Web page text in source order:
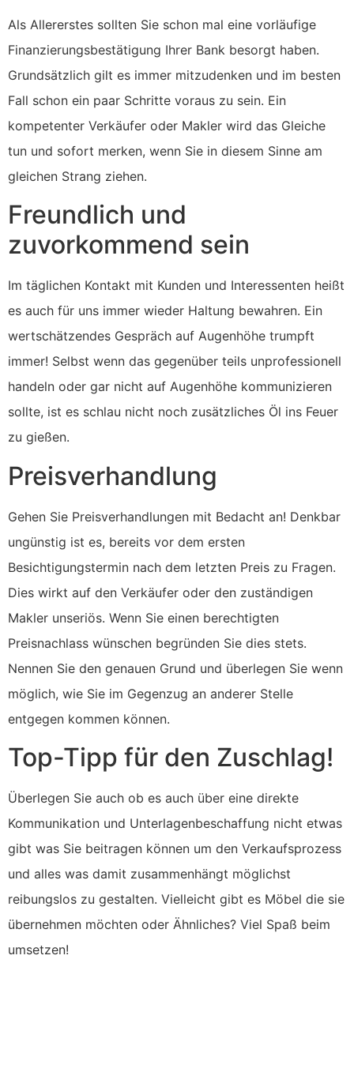
Als Allererstes sollten Sie schon mal eine vorläufige
Finanzierungsbestätigung Ihrer Bank besorgt haben.
Grundsätzlich gilt es immer mitzudenken und im besten
Fall schon ein paar Schritte voraus zu sein. Ein
kompetenter Verkäufer oder Makler wird das Gleiche
tun und sofort merken, wenn Sie in diesem Sinne am
gleichen Strang ziehen.
Freundlich und
zuvorkommend sein
Im täglichen Kontakt mit Kunden und Interessenten heißt
es auch für uns immer wieder Haltung bewahren. Ein
wertschätzendes Gespräch auf Augenhöhe trumpft
immer! Selbst wenn das gegenüber teils unprofessionell
handeln oder gar nicht auf Augenhöhe kommunizieren
sollte, ist es schlau nicht noch zusätzliches Öl ins Feuer
zu gießen.
Preisverhandlung
Gehen Sie Preisverhandlungen mit Bedacht an! Denkbar
ungünstig ist es, bereits vor dem ersten
Besichtigungstermin nach dem letzten Preis zu Fragen.
Dies wirkt auf den Verkäufer oder den zuständigen
Makler unseriös. Wenn Sie einen berechtigten
Preisnachlass wünschen begründen Sie dies stets.
Nennen Sie den genauen Grund und überlegen Sie wenn
möglich, wie Sie im Gegenzug an anderer Stelle
entgegen kommen können.
Top-Tipp für den Zuschlag!
Überlegen Sie auch ob es auch über eine direkte
Kommunikation und Unterlagenbeschaffung nicht etwas
gibt was Sie beitragen können um den Verkaufsprozess
und alles was damit zusammenhängt möglichst
reibungslos zu gestalten. Vielleicht gibt es Möbel die sie
übernehmen möchten oder Ähnliches? Viel Spaß beim
umsetzen!